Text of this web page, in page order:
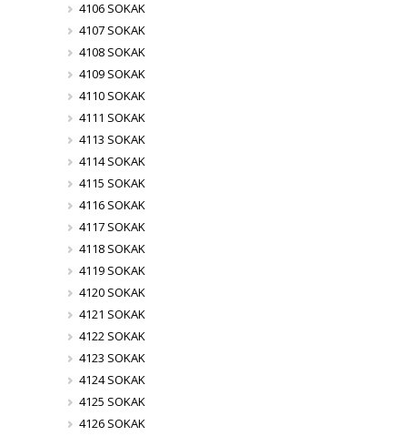
4106 SOKAK
4107 SOKAK
4108 SOKAK
4109 SOKAK
4110 SOKAK
4111 SOKAK
4113 SOKAK
4114 SOKAK
4115 SOKAK
4116 SOKAK
4117 SOKAK
4118 SOKAK
4119 SOKAK
4120 SOKAK
4121 SOKAK
4122 SOKAK
4123 SOKAK
4124 SOKAK
4125 SOKAK
4126 SOKAK